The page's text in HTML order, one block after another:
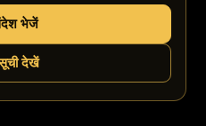
भेजें
देखें